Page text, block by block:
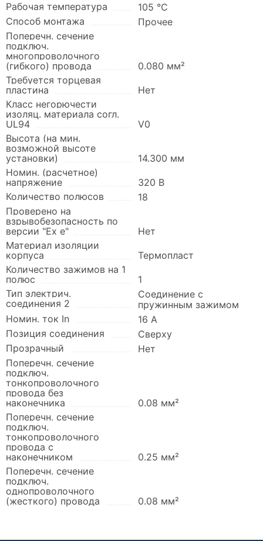
Рабочая температура
105 °C
Способ монтажа
Прочее
Поперечн. сечение
подключ.
многопроволочного
(гибкого) провода
0.080 мм²
Требуется торцевая
пластина
Нет
Класс негорючести
изоляц. материала согл.
UL94
V0
Высота (на мин.
возможной высоте
установки)
14.300 мм
Номин. (расчетное)
напряжение
320 В
Количество полюсов
18
Проверено на
взрывобезопасность по
версии "Ex e"
Нет
Материал изоляции
корпуса
Термопласт
Количество зажимов на 1
полюс
1
Тип электрич.
соединения 2
Соединение с
пружинным зажимом
Номин. ток In
16 А
Позиция соединения
Сверху
Прозрачный
Нет
Поперечн. сечение
подключ.
тонкопроволочного
провода без
наконечника
0.08 мм²
Поперечн. сечение
подключ.
тонкопроволочного
провода с
наконечником
0.25 мм²
Поперечн. сечение
подключ.
однопроволочного
(жесткого) провода
0.08 мм²